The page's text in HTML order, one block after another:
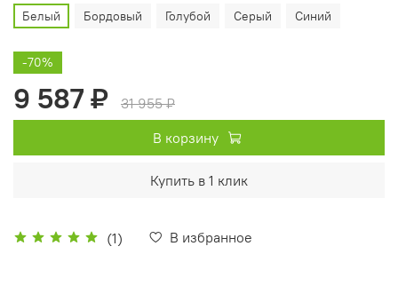
(1) В избранное
Белый Бордовый Голубой Серый Синий
-70%
9 587 ₽
31 955 ₽
В корзину
Купить в 1 клик